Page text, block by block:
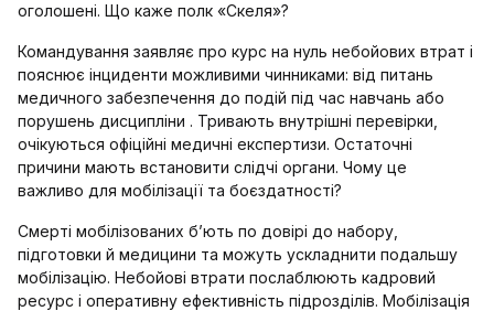
оголошені. Що каже полк «Скеля»?
Командування заявляє про курс на нуль небойових втрат і
пояснює інциденти можливими чинниками: від питань
медичного забезпечення до подій під час навчань або
порушень дисципліни . Тривають внутрішні перевірки,
очікуються офіційні медичні експертизи. Остаточні
причини мають встановити слідчі органи. Чому це
важливо для мобілізації та боєздатності?
Смерті мобілізованих б’ють по довірі до набору,
підготовки й медицини та можуть ускладнити подальшу
мобілізацію. Небойові втрати послаблюють кадровий
ресурс і оперативну ефективність підрозділів. Мобілізація